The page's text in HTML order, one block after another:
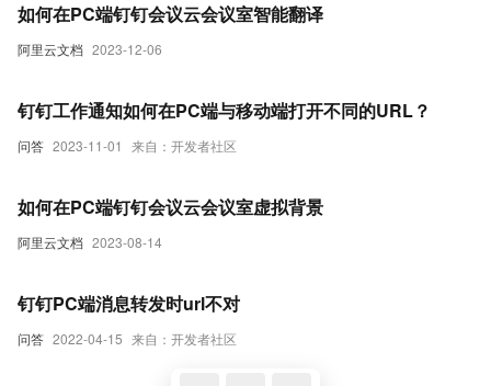
阿里云文档 2023-12-06
如何在PC端钉钉会议云会议室智能翻译
问答 2023-11-01 来自：开发者社区
钉钉工作通知如何在PC端与移动端打开不同的URL？
阿里云文档 2023-08-14
如何在PC端钉钉会议云会议室虚拟背景
问答 2022-04-15 来自：开发者社区
钉钉PC端消息转发时url不对